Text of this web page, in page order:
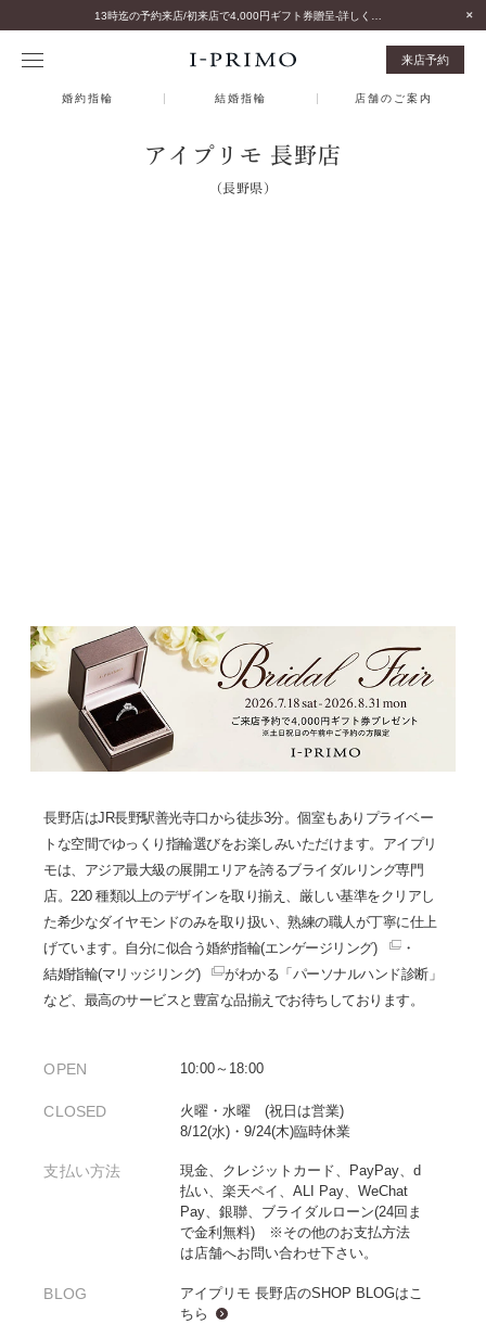
来店予約
婚約指輪 結婚指輪 店舗のご案内
アイプリモ 長野店
（長野県）
長野店はJR長野駅善光寺口から徒歩3分。個室もありプライベー
トな空間でゆっくり指輪選びをお楽しみいただけます。アイプリ
モは、アジア最大級の展開エリアを誇るブライダルリング専門
店。220 種類以上のデザインを取り揃え、厳しい基準をクリアし
た希少なダイヤモンドのみを取り扱い、熟練の職人が丁寧に仕上
げています。自分に似合う婚約指輪(エンゲージリング)
・
結婚指輪(マリッジリング)
がわかる「パーソナルハンド診断」
など、最高のサービスと豊富な品揃えでお待ちしております。
OPEN 10:00～18:00
CLOSED
火曜・水曜 (祝日は営業)
8/12(水)・9/24(木)臨時休業
支払い方法
現金、クレジットカード、PayPay、d
払い、楽天ペイ、ALI Pay、WeChat
Pay、銀聯、ブライダルローン(24回ま
で金利無料) ※その他のお支払方法
は店舗へお問い合わせ下さい。
BLOG アイプリモ 長野店のSHOP BLOGはこ
ちら